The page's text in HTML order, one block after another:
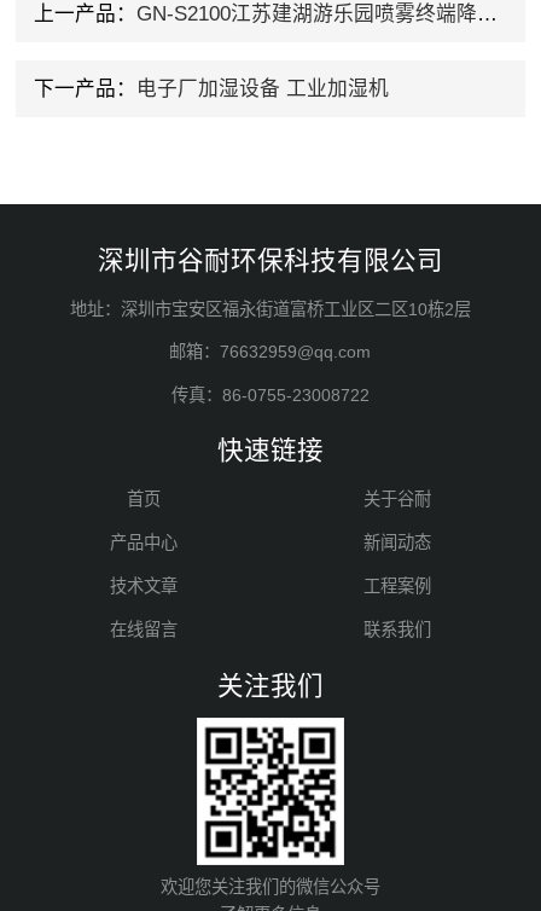
上一产品： GN-S2100江苏建湖游乐园喷雾终端降温设备
下一产品： 电子厂加湿设备 工业加湿机
深圳市谷耐环保科技有限公司
地址：深圳市宝安区福永街道富桥工业区二区10栋2层
邮箱：76632959@qq.com
传真：86-0755-23008722
快速链接
首页 关于谷耐
产品中心 新闻动态
技术文章 工程案例
在线留言 联系我们
关注我们
欢迎您关注我们的微信公众号